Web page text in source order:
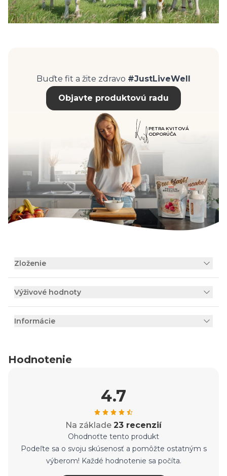
Buďte fit a žite zdravo #JustLiveWell
Objavte produktovú radu
PETRA KVITOVÁ
ODPORÚČA
Zloženie
Výživové hodnoty
Informácie
Hodnotenie
4.7
Na základe 23 recenzií
Ohodnoťte tento produkt
Podeľte sa o svoju skúsenosť a pomôžte ostatným s
výberom! Každé hodnotenie sa počíta.